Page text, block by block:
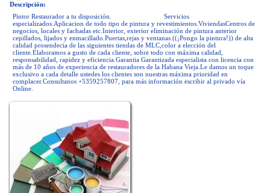
Descripción:
Pintor Restaurador a tu disposición. Servicios
especializados.Aplicacion de todo tipo de pintura y revestimientos.ViviendasCentros de
negocios, locales y fachadas etc.Interior, exterior eliminación de pintura anterior
cepillados, lijados y enmacillado.Puertas,rejas y ventanas.((¡Pongo la pintura!)) de alta
calidad prosendecia de las siguientes tiendas de MLC,color a elección del
cliente.Elaboramos a gusto de cada cliente, sobre todo con máxima calidad,
responsabilidad, rapidez y eficiencia.Garantia Garantizada especialista con licencia con
más de 10 años de experiencia de restauradores de la Habana Vieja.Le damos un toque
exclusivo a cada detalle ustedes los clientes son nuestras máxima prioridad en
complacer.Consultanos +5359257807, para más información escribir al privado vía
Online.